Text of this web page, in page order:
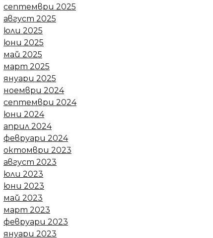
септември 2025
август 2025
юли 2025
юни 2025
май 2025
март 2025
януари 2025
ноември 2024
септември 2024
юни 2024
април 2024
февруари 2024
октомври 2023
август 2023
юли 2023
юни 2023
май 2023
март 2023
февруари 2023
януари 2023